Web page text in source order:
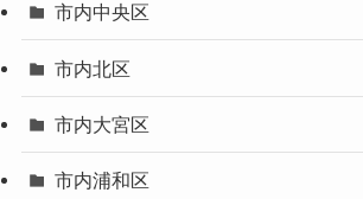
市内中央区
市内北区
市内大宮区
市内浦和区